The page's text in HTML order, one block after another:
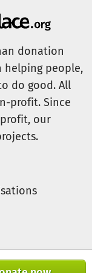
Hofbewohner
zu
gesunderhaltend
Denn uns ist es
respektvoll und
zu machen, was
die
enorm wichtig
Stückchen
Welt, aber die
donation
helping people,
do good. All
profit. Since
our